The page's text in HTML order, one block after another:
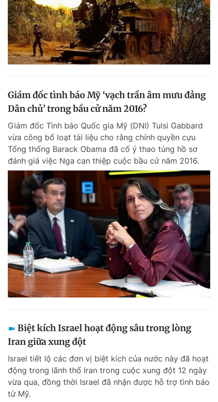
Giám đốc tình báo Mỹ ‘vạch trần âm mưu đảng
Dân chủ’ trong bầu cử năm 2016?
Giám đốc Tình báo Quốc gia Mỹ (DNI) Tulsi Gabbard
vừa công bố loạt tài liệu cho rằng chính quyền cựu
Tổng thống Barack Obama đã cố ý thao túng hồ sơ
đánh giá việc Nga can thiệp cuộc bầu cử năm 2016.
Biệt kích Israel hoạt động sâu trong lòng
Iran giữa xung đột
Israel tiết lộ các đơn vị biệt kích của nước này đã hoạt
động trong lãnh thổ Iran trong cuộc xung đột 12 ngày
vừa qua, đồng thời Israel đã nhận được hỗ trợ tình báo
từ Mỹ.